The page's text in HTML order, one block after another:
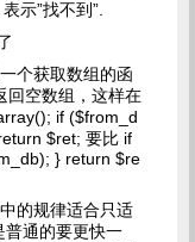
示”找不到”.
个获取数组的函
回空数组，这样在
if ($from_d
$ret; 要比 if
} return $re
的规律适合只适
普通的要更快一